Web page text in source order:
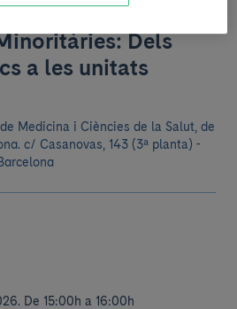
Programa Clínic
Dels
a les unitats
Medicina i Ciències de la Salut, de
c/ Casanovas, 143 (3ª planta) -
. De 15:00h a 16:00h